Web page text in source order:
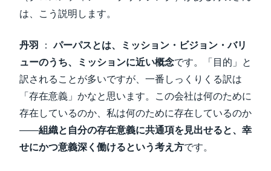
は、こう説明します。
丹羽 ：パーパスとは、ミッション・ビジョン・バリ
ューのうち、ミッションに近い概念です。「目的」と
訳されることが多いですが、一番しっくりくる訳は
「存在意義」かなと思います。この会社は何のために
存在しているのか、私は何のために存在しているのか
――組織と自分の存在意義に共通項を見出せると、幸
せにかつ意義深く働けるという考え方です。